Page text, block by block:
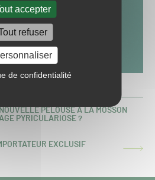
accepter
refuser
de confidentialité
PELOUSE À LA MOSSON
PYRICULARIOSE ?
EXCLUSIF